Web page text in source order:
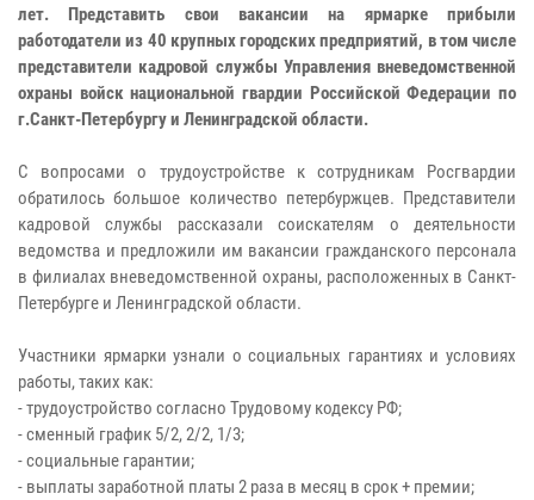
лет. Представить свои вакансии на ярмарке прибыли
работодатели из 40 крупных городских предприятий, в том числе
представители кадровой службы Управления вневедомственной
охраны войск национальной гвардии Российской Федерации по
г.Санкт-Петербургу и Ленинградской области.
С вопросами о трудоустройстве к сотрудникам Росгвардии
обратилось большое количество петербуржцев. Представители
кадровой службы рассказали соискателям о деятельности
ведомства и предложили им вакансии гражданского персонала
в филиалах вневедомственной охраны, расположенных в Санкт-
Петербурге и Ленинградской области.
Участники ярмарки узнали о социальных гарантиях и условиях
работы, таких как:
- трудоустройство согласно Трудовому кодексу РФ;
- сменный график 5/2, 2/2, 1/3;
- социальные гарантии;
- выплаты заработной платы 2 раза в месяц в срок + премии;